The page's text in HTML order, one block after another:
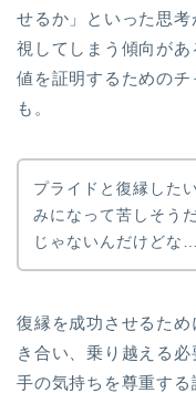
せるか」といった思
視してしまう傾向が
値を証明するための
も。
プライドと復縁した
みになって苦しそう
じゃないんだけどな…
復縁を成功させるた
き合い、乗り越える
手の気持ちを尊重す